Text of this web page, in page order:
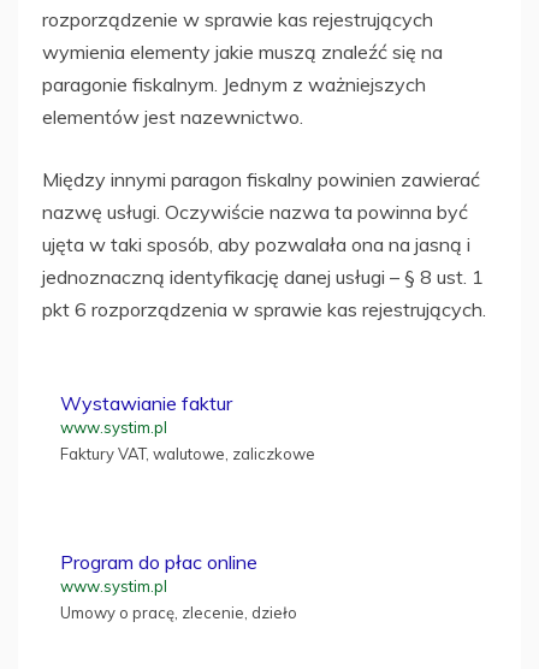
rozporządzenie w sprawie kas rejestrujących
wymienia elementy jakie muszą znaleźć się na
paragonie fiskalnym. Jednym z ważniejszych
elementów jest nazewnictwo.
Między innymi paragon fiskalny powinien zawierać
nazwę usługi. Oczywiście nazwa ta powinna być
ujęta w taki sposób, aby pozwalała ona na jasną i
jednoznaczną identyfikację danej usługi – § 8 ust. 1
pkt 6 rozporządzenia w sprawie kas rejestrujących.
Wystawianie faktur
www.systim.pl
Faktury VAT, walutowe, zaliczkowe
Program do płac online
www.systim.pl
Umowy o pracę, zlecenie, dzieło